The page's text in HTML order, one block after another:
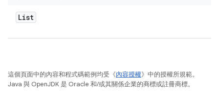
List
這個頁面中的內容和程式碼範例均受《內容授權》中的授權所規範。
Java 與 OpenJDK 是 Oracle 和/或其關係企業的商標或註冊商標。